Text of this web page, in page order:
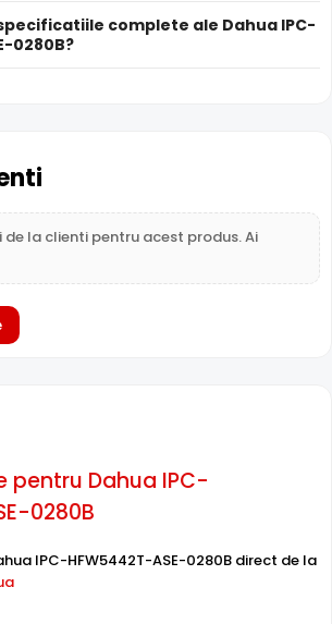
de iluminare, oferind detalii
HFW5442T-ASE-0280B are intrari
complete ale Dahua IPC-
0280B?
de la clienti pentru acest produs. Ai
pentru Dahua IPC-
0280B
IPC-HFW5442T-ASE-0280B direct de la